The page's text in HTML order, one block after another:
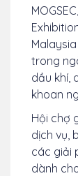
trong
dầu khí,
khoan
Hội chợ
dịch vụ,
các giải
dành